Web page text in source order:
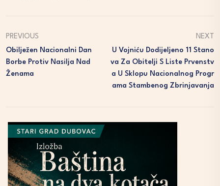
PREVIOUS
Obilježen Nacionalni Dan
Borbe Protiv Nasilja Nad
Ženama
NEXT
U Vojniću Dodijeljeno 11 Stano
Va Za Obitelji S Liste Prvenstv
A U Sklopu Nacionalnog Progr
Ama Stambenog Zbrinjavanja